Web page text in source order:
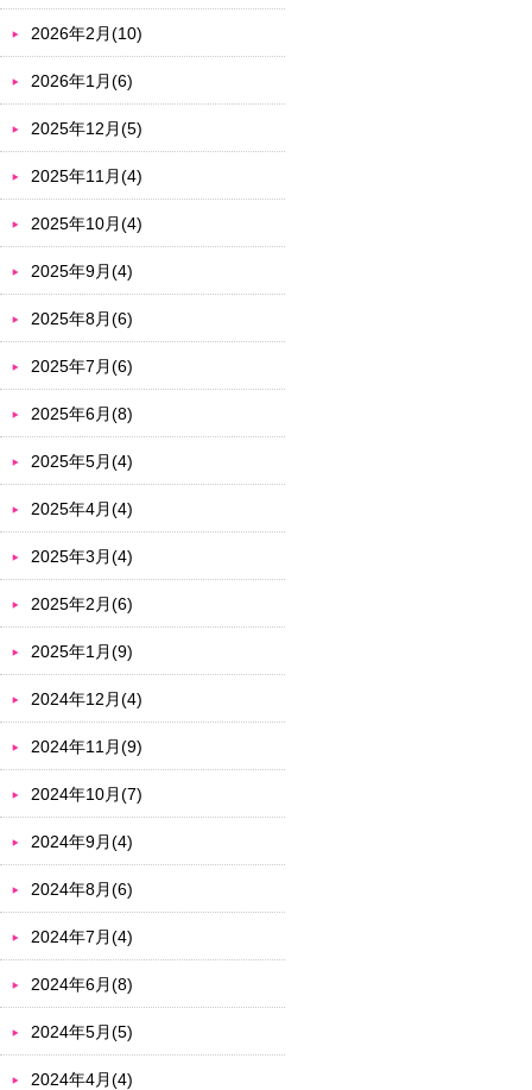
2026年2月(10)
2026年1月(6)
2025年12月(5)
2025年11月(4)
2025年10月(4)
2025年9月(4)
2025年8月(6)
2025年7月(6)
2025年6月(8)
2025年5月(4)
2025年4月(4)
2025年3月(4)
2025年2月(6)
2025年1月(9)
2024年12月(4)
2024年11月(9)
2024年10月(7)
2024年9月(4)
2024年8月(6)
2024年7月(4)
2024年6月(8)
2024年5月(5)
2024年4月(4)